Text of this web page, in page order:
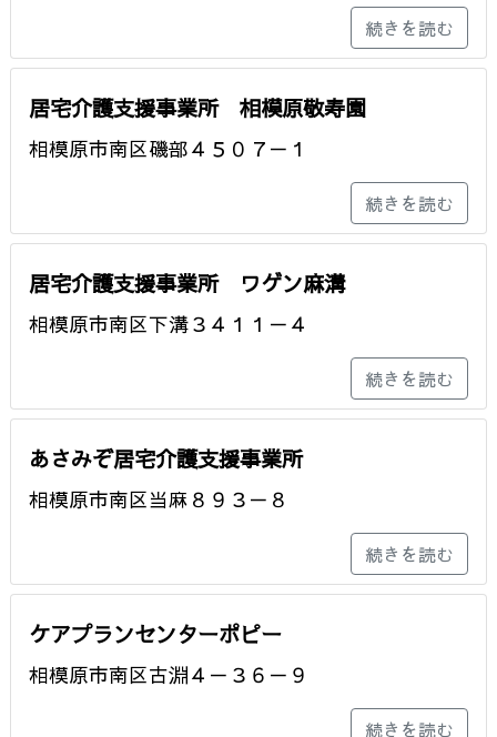
続きを読む
居宅介護支援事業所 相模原敬寿園
相模原市南区磯部４５０７－１
続きを読む
居宅介護支援事業所 ワゲン麻溝
相模原市南区下溝３４１１－４
続きを読む
あさみぞ居宅介護支援事業所
相模原市南区当麻８９３－８
続きを読む
ケアプランセンターポピー
相模原市南区古淵４－３６－９
続きを読む